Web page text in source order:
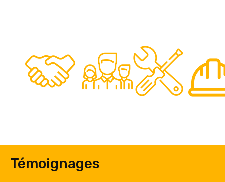
48
0
50
Experts
Témoignages